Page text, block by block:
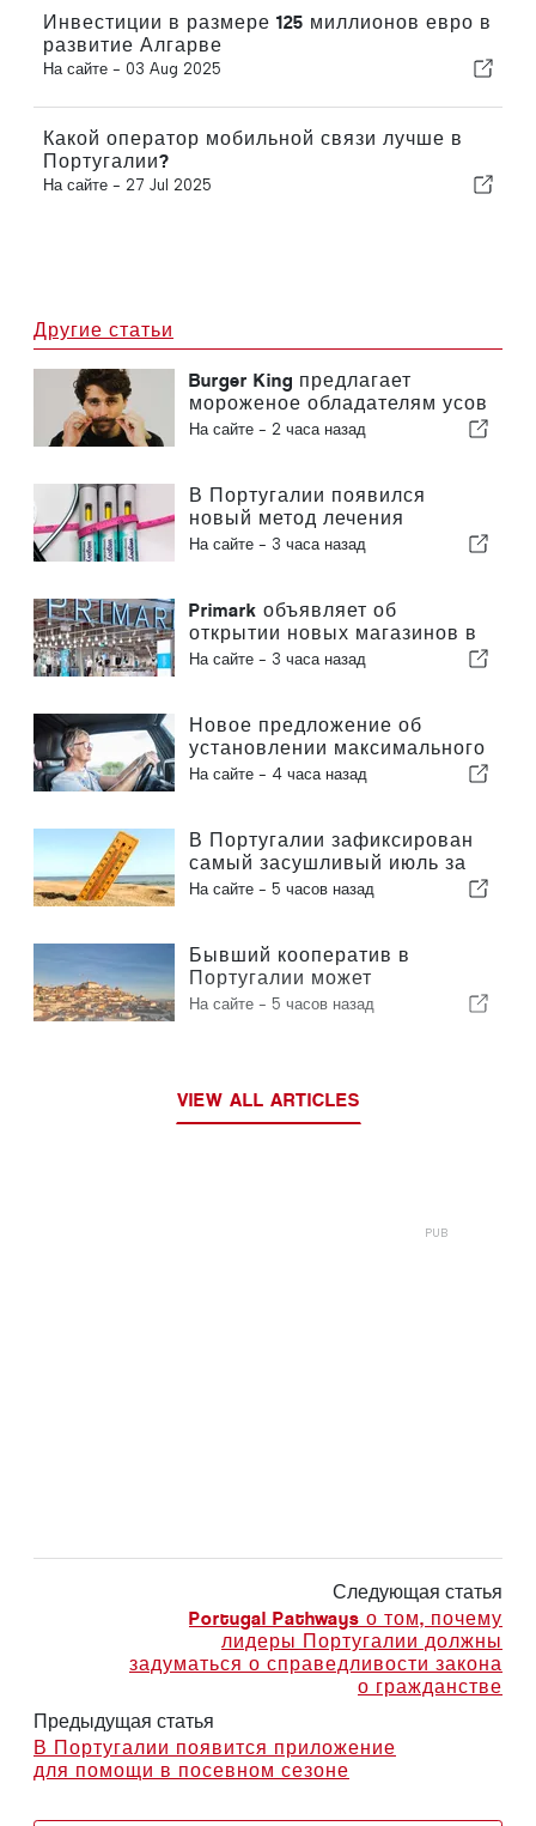
Инвестиции в размере 125 миллионов евро в
развитие Алгарве
На сайте - 03 Aug 2025
Какой оператор мобильной связи лучше в
Португалии?
На сайте - 27 Jul 2025
Другие статьи
Burger King предлагает
мороженое обладателям усов
в Португалии
На сайте - 2 часа назад
В Португалии появился
новый метод лечения
ожирения
На сайте - 3 часа назад
Primark объявляет об
открытии новых магазинов в
Португалии
На сайте - 3 часа назад
Новое предложение об
установлении максимального
возраста для вождения
На сайте - 4 часа назад
В Португалии зафиксирован
самый засушливый июль за
столетие
На сайте - 5 часов назад
Бывший кооператив в
Португалии может
превратиться в жилищный
На сайте - 5 часов назад
VIEW ALL ARTICLES
Следующая статья
Portugal Pathways о том, почему
лидеры Португалии должны
задуматься о справедливости закона
о гражданстве
Предыдущая статья
В Португалии появится приложение
для помощи в посевном сезоне